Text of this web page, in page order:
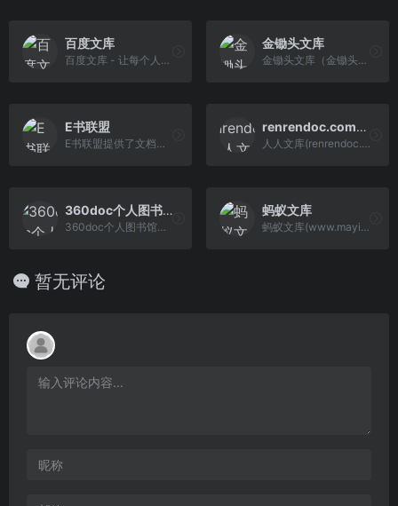
百度文库
百度文库 - 让每个人平等地提升自我
金锄头文库
金锄头文库（金锄头网）是在线文档分享的交易平台,可以分享文档赚取收入;目前上传文档赚钱网民近百万，海量的分享文章有学术论文,研究报告,行业标准, 课后答案,教学课件,工作总结,作文商业,认证考试,心理学等文档模板下载；“便捷实惠”是金锄头网文档下载的核心理念。
E书联盟
E书联盟提供了文档网现有的技术、业务成果，提供了一系列在线文档工具
renrendoc.com人人文库
人人文库(renrendoc.com)美如初恋,人人文库是一个在线文档分享平台。你可以上传设计图纸,研究报告,设计标准,策划管理方案,论文等电子文档，分享最新的行业资讯。
360doc个人图书馆
360doc个人图书馆是免费的知识管理与分享平台，注册后即可拥有自己的个人图书馆，一键保存你在微信、各网站看到的好文章，传承分享你的阅读创作历程，支持电脑、iPad和手机多屏同步阅读和管理。
蚂蚁文库
蚂蚁文库(www.mayiwenku.com）是一个在线文档存储,阅读,分享和下载平台,你可以上传学术论文,毕业论文,毕业设计,研究报告,行业标准,课后答案,教学课件,工作总结,策划方案,党团建设,心得体会,行业资料,模板范文等电子文档,在这里可以自由下载交换文档赚钱,我们的理念是知识改变命运,储备成就未来!
暂无评论